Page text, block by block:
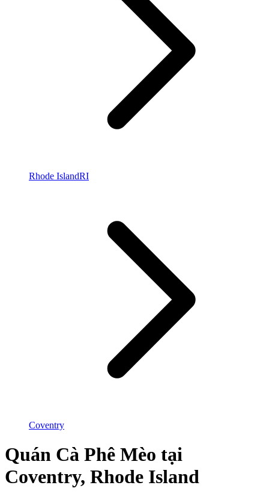
Rhode IslandRI
Coventry
Quán Cà Phê Mèo tại
Coventry, Rhode Island